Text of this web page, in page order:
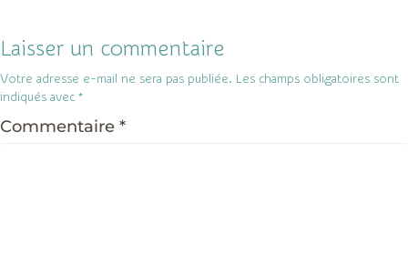
Laisser un commentaire
Votre adresse e-mail ne sera pas publiée. Les champs obligatoires sont
indiqués avec *
Commentaire *